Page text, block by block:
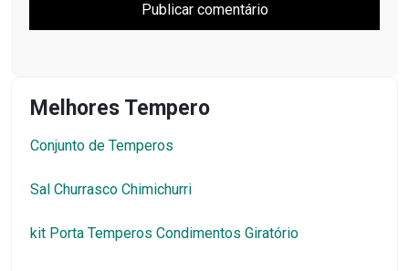
Melhores Tempero
Conjunto de Temperos
Sal Churrasco Chimichurri
kit Porta Temperos Condimentos Giratório